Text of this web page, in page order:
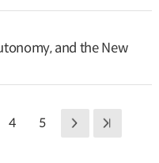
and the New
4 5